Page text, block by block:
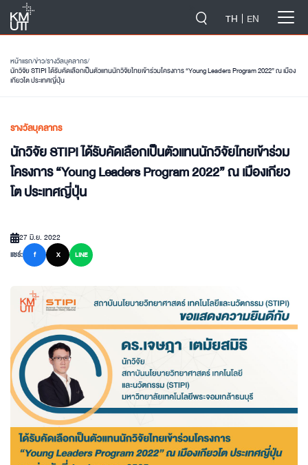
TH EN
หน้าแรก/ข่าว/รางวัลบุคลากร/
นักวิจัย STIPI ได้รับคัดเลือกเป็นตัวแทนนักวิจัยไทยเข้าร่วมโครงการ “Young Leaders Program 2022” ณ เมือง
เกียวโต ประเทศญี่ปุ่น
รางวัลบุคลากร
นักวิจัย STIPI ได้รับคัดเลือกเป็นตัวแทนนักวิจัยไทยเข้าร่วม
โครงการ “Young Leaders Program 2022” ณ เมืองเกียว
โต ประเทศญี่ปุ่น
27 มิ.ย. 2022
แชร์:
f X LINE